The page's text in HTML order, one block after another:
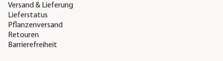
Versand & Lieferung
Lieferstatus
Pflanzenversand
Retouren
Barrierefreiheit